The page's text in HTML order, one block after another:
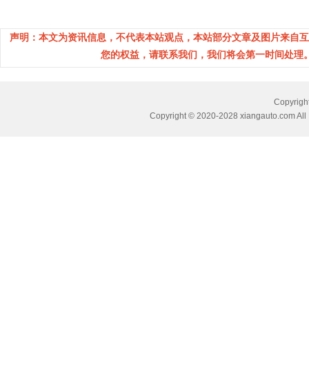
声明：本文为资讯信息，不代表本站观点，本站部分文章及图片来自
您的权益，请联系我们，我们将会第一时间处
Copyright © 2020-2028 xiangauto.com